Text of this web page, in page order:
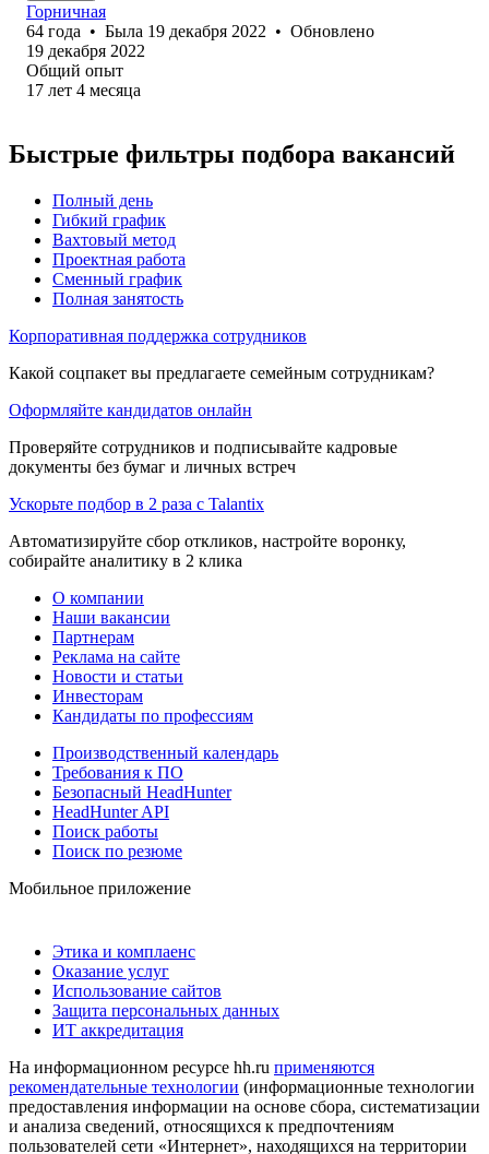
Горничная
64 года • Была 19 декабря 2022 • Обновлено
19 декабря 2022
Общий опыт
17 лет 4 месяца
Быстрые фильтры подбора вакансий
Полный день
Гибкий график
Вахтовый метод
Проектная работа
Сменный график
Полная занятость
Корпоративная поддержка сотрудников
Какой соцпакет вы предлагаете семейным сотрудникам?
Оформляйте кандидатов онлайн
Проверяйте сотрудников и подписывайте кадровые
документы без бумаг и личных встреч
Ускорьте подбор в 2 раза с Talantix
Автоматизируйте сбор откликов, настройте воронку,
собирайте аналитику в 2 клика
О компании
Наши вакансии
Партнерам
Реклама на сайте
Новости и статьи
Инвесторам
Кандидаты по профессиям
Производственный календарь
Требования к ПО
Безопасный HeadHunter
HeadHunter API
Поиск работы
Поиск по резюме
Мобильное приложение
Этика и комплаенс
Оказание услуг
Использование сайтов
Защита персональных данных
ИТ аккредитация
На информационном ресурсе hh.ru применяются
рекомендательные технологии (информационные технологии
предоставления информации на основе сбора, систематизации
и анализа сведений, относящихся к предпочтениям
пользователей сети «Интернет», находящихся на территории